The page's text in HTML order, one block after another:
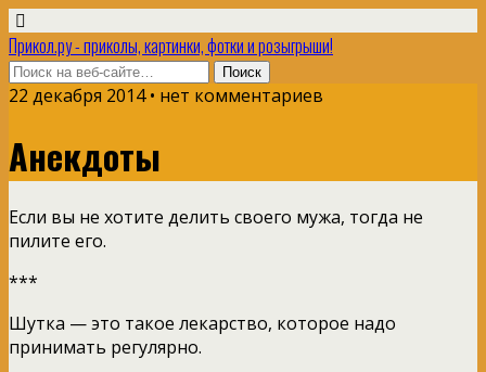
Прикол.ру - приколы, картинки, фотки и розыгрыши!
22 декабря 2014 • нет комментариев
Анекдоты
Если вы не хотите делить своего мужа, тогда не
пилите его.
***
Шутка — это такое лекарство, которое надо
принимать регулярно.